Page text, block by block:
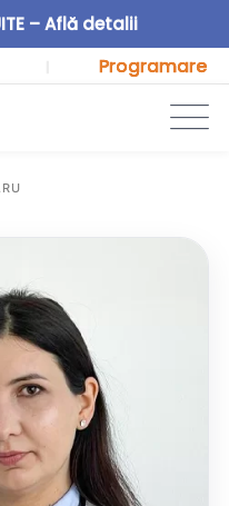
– Află detalii
Programare